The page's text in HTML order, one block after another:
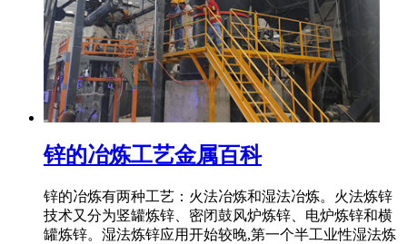
锌的冶炼工艺金属百科
锌的冶炼有两种工艺：火法冶炼和湿法冶炼。火法炼锌
技术又分为竖罐炼锌、密闭鼓风炉炼锌、电炉炼锌和横
罐炼锌。湿法炼锌应用开始较晚,第一个半工业性湿法炼